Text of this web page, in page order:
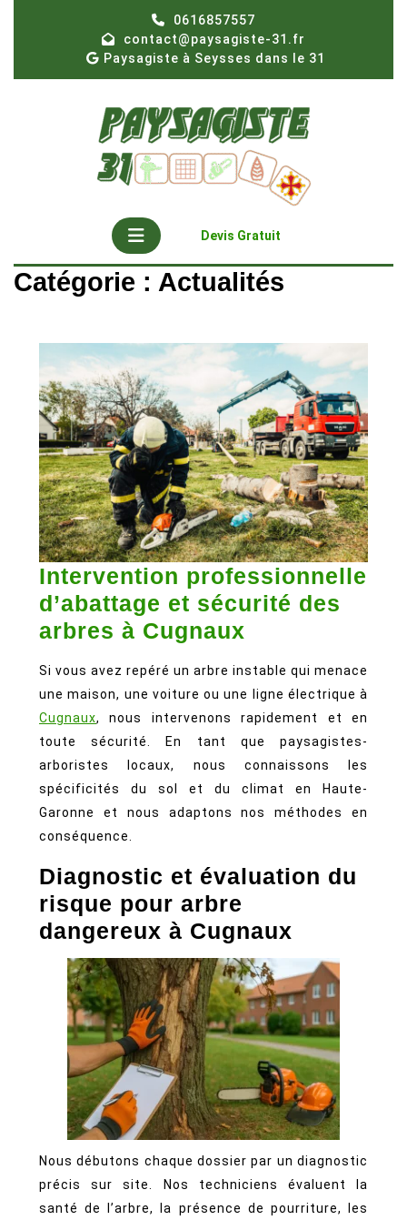
0616857557
contact@paysagiste-31.fr
Paysagiste à Seysses dans le 31
Open
Button
Devis Gratuit
Catégorie : Actualités
Intervention professionnelle
d’abattage et sécurité des
arbres à Cugnaux
d’abattage
et
sécurité
des
arbres
à
Si vous avez repéré un arbre instable qui menace
une maison, une voiture ou une ligne électrique à
Cugnaux, nous intervenons rapidement et en
toute sécurité. En tant que paysagistes-
arboristes locaux, nous connaissons les
spécificités du sol et du climat en Haute-
Garonne et nous adaptons nos méthodes en
conséquence.
Diagnostic et évaluation du
risque pour arbre
dangereux à Cugnaux
Nous débutons chaque dossier par un diagnostic
précis sur site. Nos techniciens évaluent la
santé de l’arbre, la présence de pourriture, les